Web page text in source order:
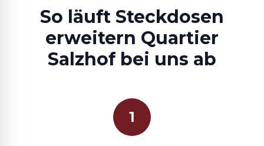
So läuft Steckdosen
erweitern Quartier
Salzhof bei uns ab
1